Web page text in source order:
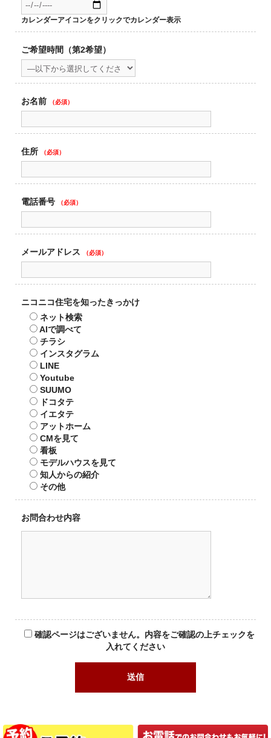
カレンダーアイコンをクリックでカレンダー表示
ご希望時間（第2希望）
お名前 （必須）
住所 （必須）
電話番号 （必須）
メールアドレス （必須）
ニコニコ住宅を知ったきっかけ
ネット検索
AIで調べて
チラシ
インスタグラム
LINE
Youtube
SUUMO
ドコタテ
イエタテ
アットホーム
CMを見て
看板
モデルハウスを見て
知人からの紹介
その他
お問合わせ内容
確認ページはございません。内容をご確認の上チェックを
入れてください